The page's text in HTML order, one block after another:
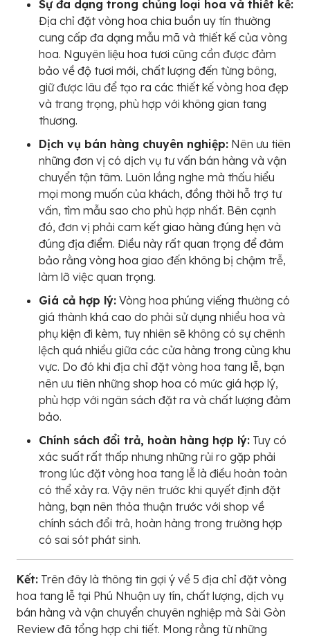
Sự đa dạng trong chủng loại hoa và thiết kế:
Địa chỉ đặt vòng hoa chia buồn uy tín thường
cung cấp đa dạng mẫu mã và thiết kế của vòng
hoa. Nguyên liệu hoa tươi cũng cần được đảm
bảo về độ tươi mới, chất lượng đến từng bông,
giữ được lâu để tạo ra các thiết kế vòng hoa đẹp
và trang trọng, phù hợp với không gian tang
thương.
Dịch vụ bán hàng chuyên nghiệp: Nên ưu tiên
những đơn vị có dịch vụ tư vấn bán hàng và vận
chuyển tận tâm. Luôn lắng nghe mà thấu hiểu
mọi mong muốn của khách, đồng thời hỗ trợ tư
vấn, tìm mẫu sao cho phù hợp nhất. Bên cạnh
đó, đơn vị phải cam kết giao hàng đúng hẹn và
đúng địa điểm. Điều này rất quan trọng để đảm
bảo rằng vòng hoa giao đến không bị chậm trễ,
làm lỡ việc quan trọng.
Giá cả hợp lý: Vòng hoa phúng viếng thường có
giá thành khá cao do phải sử dụng nhiều hoa và
phụ kiện đi kèm, tuy nhiên sẽ không có sự chênh
lệch quá nhiều giữa các cửa hàng trong cùng khu
vực. Do đó khi địa chỉ đặt vòng hoa tang lễ, bạn
nên ưu tiên những shop hoa có mức giá hợp lý,
phù hợp với ngân sách đặt ra và chất lượng đảm
bảo.
Chính sách đổi trả, hoàn hàng hợp lý: Tuy có
xác suất rất thấp nhưng những rủi ro gặp phải
trong lúc đặt vòng hoa tang lễ là điều hoàn toàn
có thể xảy ra. Vậy nên trước khi quyết định đặt
hàng, bạn nên thỏa thuận trước với shop về
chính sách đổi trả, hoàn hàng trong trường hợp
có sai sót phát sinh.
Kết: Trên đây là thông tin gợi ý về 5 địa chỉ đặt vòng
hoa tang lễ tại Phú Nhuận uy tín, chất lượng, dịch vụ
bán hàng và vận chuyển chuyên nghiệp mà Sài Gòn
Review đã tổng hợp chi tiết. Mong rằng từ những